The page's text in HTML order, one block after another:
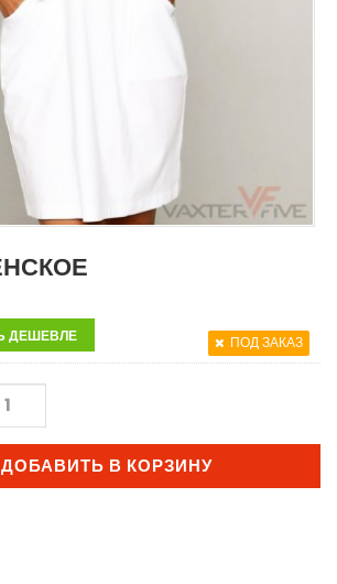
ДЕШЕВЛЕ ПОД ЗАКАЗ
ДОБАВИТЬ В КОРЗИНУ